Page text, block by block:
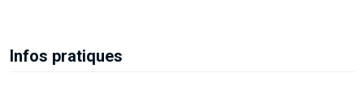
Infos pratiques